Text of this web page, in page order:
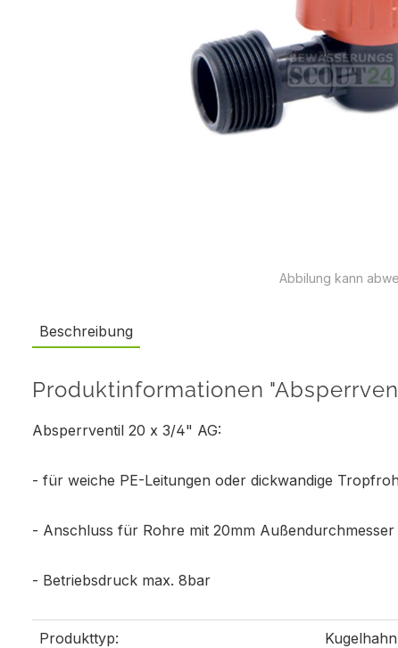
Abbilung kann
Beschreibung
Produktinformationen
Absperrventil 20 x 3/4" AG:
- für weiche PE-Leitungen oder dickwandige
- Anschluss für Rohre mit 20mm
- Betriebsdruck max. 8bar
Produkttyp: Kugelhahn